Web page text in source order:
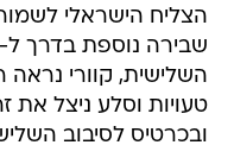
הצליח הישראלי
השלישית, קוורי נראה
טעויות וסלע ניצל את
ובכרטיס לסיבוב השלישי עם 2:6 קל